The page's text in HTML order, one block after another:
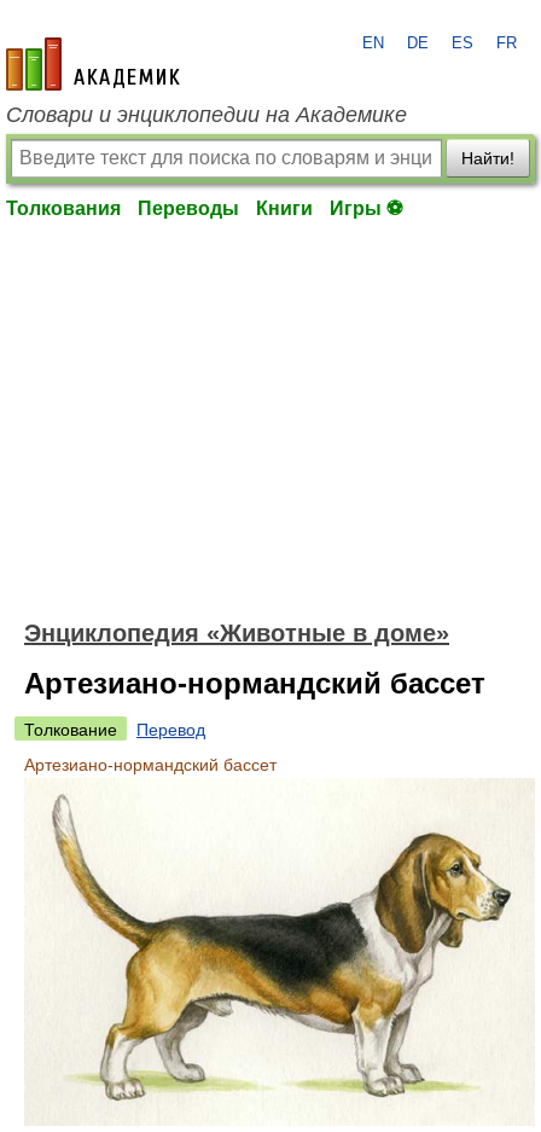
academic.ru
EN DE ES FR
Словари и энциклопедии на Академике
Найти!
Толкования Переводы Книги Игры ⚽
Энциклопедия «Животные в доме»
Артезиано-нормандский бассет
Толкование
Перевод
Артезиано-нормандский бассет